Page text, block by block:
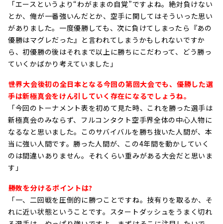
「エースというより“わがままの自覚”ですよね。絶対負けない
とか、俺が一番強いんだとか、空手に関してはそういった思い
がありました。一度優勝しても、次に負けてしまったら『あの
優勝はマグレだった』と言われてしまうかもしれないですか
ら、初優勝の後はそれまで以上に勝ちにこだわって、どう勝っ
ていくかばかり考えていました」
――世界大会後初の全日本となる今回の第回大会でも、優勝した選
手は新極真会をけん引していく存在になるでしょうね。
「今回のトーナメント表を初めて見た時、これを勝った選手は
新極真会のみならず、フルコンタクト空手界全体の中心人物に
なるなと思いました。このサバイバルを勝ち抜いた人間が、本
当に強い人間です。勝った人間が、この4年間を動かしていく
のは間違いありません。それくらい重みがある大会だと思いま
す」
――勝敗を分けるポイントは?
「一、二回戦を圧倒的に勝つことですね。技有りを取るか、そ
れに近い状態ということです。スタートダッシュをうまく切れ